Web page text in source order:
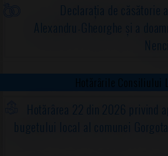
Declarația de căsătorie
Alexandru-Gheorghe și a
Hotărârile Consiliului
Hotărârea 22 din 2026 privind
bugetului local al comunei